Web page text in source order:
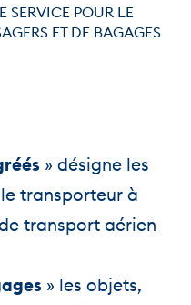
SERVICE POUR LE
ET DE BAGAGES
» désigne les
transporteur à
transport aérien
» les objets,